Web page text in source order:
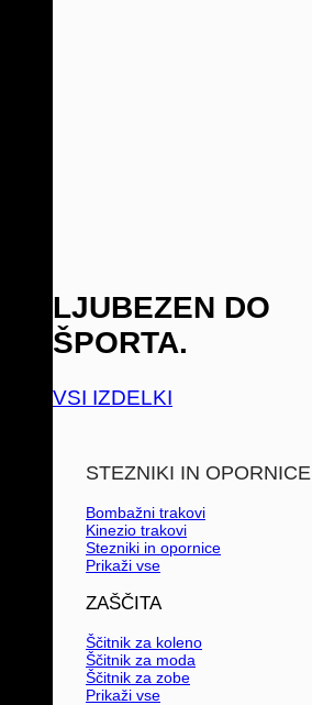
LJUBEZEN DO
ŠPORTA.
VSI IZDELKI
STEZNIKI IN OPORNICE
Bombažni trakovi
Kinezio trakovi
Stezniki in opornice
Prikaži vse
ZAŠČITA
Ščitnik za koleno
Ščitnik za moda
Ščitnik za zobe
Prikaži vse